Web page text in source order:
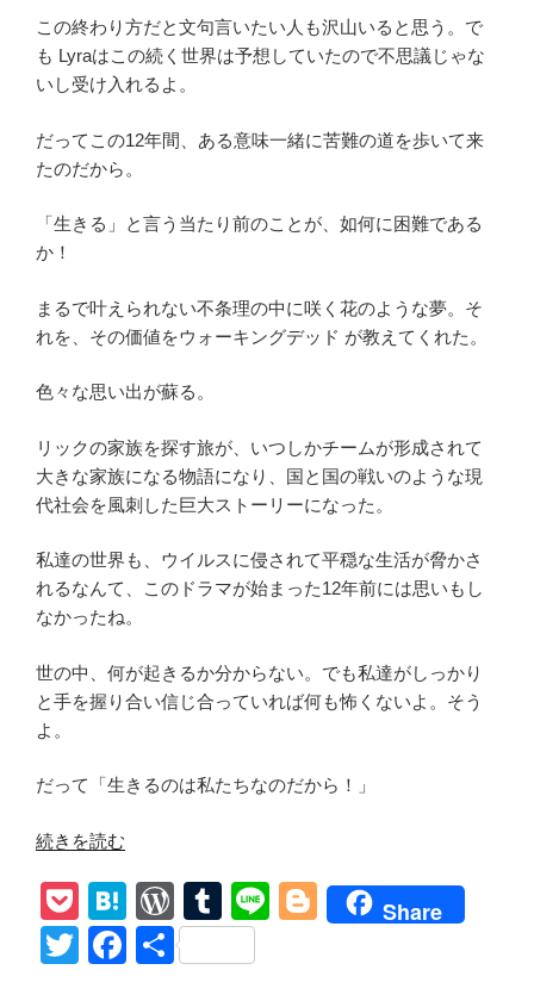
この終わり方だと文句言いたい人も沢山いると思う。で
も Lyraはこの続く世界は予想していたので不思議じゃな
いし受け入れるよ。
だってこの12年間、ある意味一緒に苦難の道を歩いて来
たのだから。
「生きる」と言う当たり前のことが、如何に困難である
か！
まるで叶えられない不条理の中に咲く花のような夢。そ
れを、その価値をウォーキングデッド が教えてくれた。
色々な思い出が蘇る。
リックの家族を探す旅が、いつしかチームが形成されて
大きな家族になる物語になり、国と国の戦いのような現
代社会を風刺した巨大ストーリーになった。
私達の世界も、ウイルスに侵されて平穏な生活が脅かさ
れるなんて、このドラマが始まった12年前には思いもし
なかったね。
世の中、何が起きるか分からない。でも私達がしっかり
と手を握り合い信じ合っていれば何も怖くないよ。そう
よ。
だって「生きるのは私たちなのだから！」
“【ウ
ー
キ
ン
続きを読む
P
o
ck
H
at
e
W
or
d
T
u
m
Li
Bl
Share
T
F
共